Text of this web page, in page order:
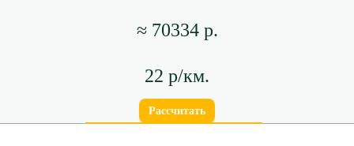
≈ 70334 р.
22 р/км.
Рассчитать